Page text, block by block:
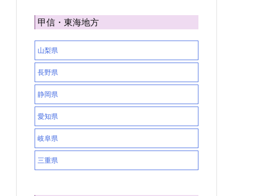
甲信・東海地方
山梨県
長野県
静岡県
愛知県
岐阜県
三重県